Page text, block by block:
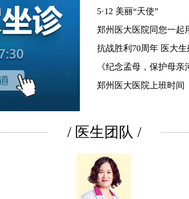
5·12 美丽“天使”
郑州医大医院同您一起
抗战胜利70周年 医大
《纪念孟母，保护母
郑州医大医院上班时间
/ 医生团队 /